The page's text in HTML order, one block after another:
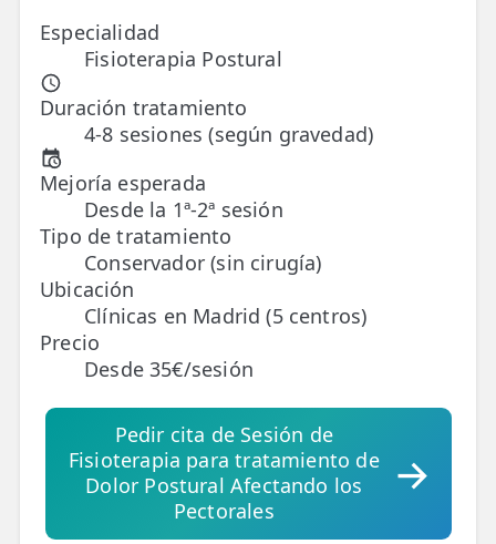
🫁 Fisioterapia Respiratoria
👶 Fisioterapia Pediátrica
TRATAMIENTOS
✅ Punción Seca
✅ Ondas de Choque
✅ EPTE - EPI
ESTÉTICA
✨ Fisioestética
✨ Radiofrecuencia INDIBA
✨ Drenaje Linfático Manual
Especialidad
Fisioterapia Postural
Duración tratamiento
4-8 sesiones (según gravedad)
Mejoría esperada
Desde la 1ª-2ª sesión
Tipo de tratamiento
Conservador (sin cirugía)
Ubicación
Clínicas en Madrid (5 centros)
Precio
Desde 35€/sesión
Pedir cita de Sesión de
Fisioterapia para tratamiento de
Dolor Postural Afectando los
Pectorales